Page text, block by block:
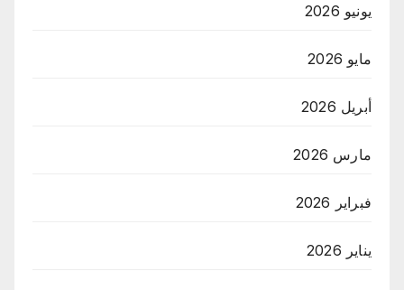
يونيو 2026
مايو 2026
أبريل 2026
مارس 2026
فبراير 2026
يناير 2026